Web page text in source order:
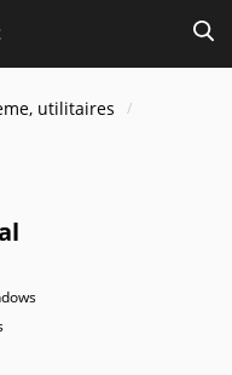
utilitaires